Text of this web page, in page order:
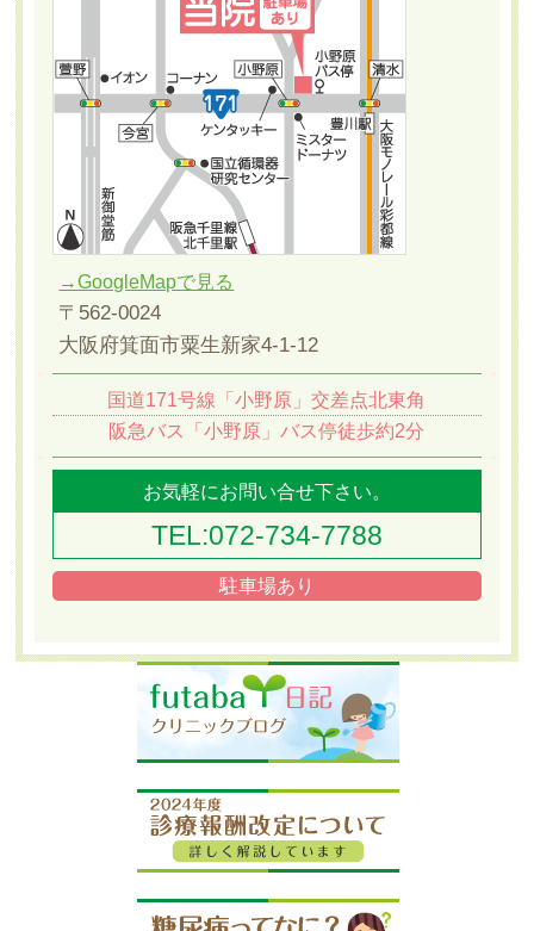
→GoogleMapで見る
〒562-0024
大阪府箕面市粟生新家4-1-12
国道171号線「小野原」交差点北東角
阪急バス「小野原」バス停徒歩約2分
お気軽にお問い合せ下さい。
TEL:072-734-7788
駐車場あり